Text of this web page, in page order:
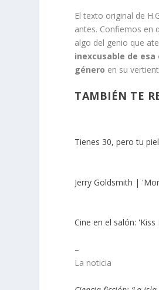
El texto original de
antes. Confiemos en
algo del genio que
inexcusable de
género en su
TAMBIÉN TE
Tienes 30, pero tu
Jerry Goldsmith |
Cine en el salón:
–
La noticia